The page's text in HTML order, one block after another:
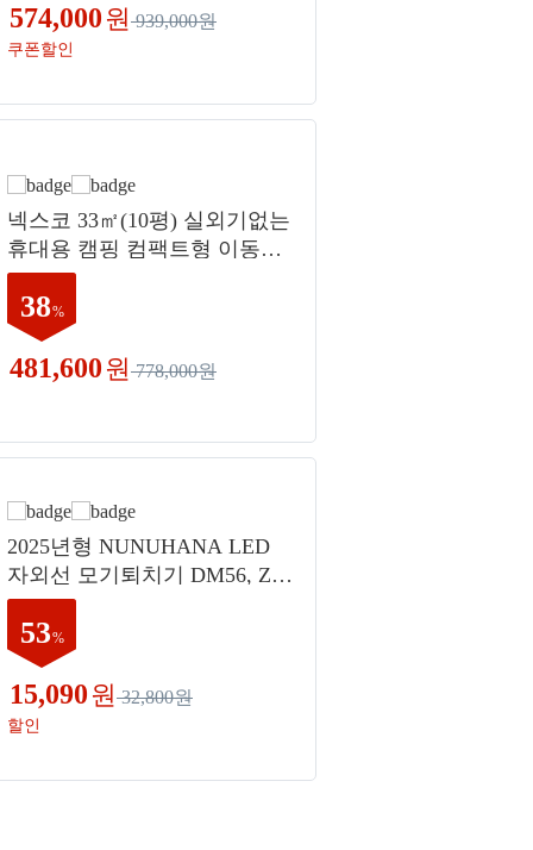
574,000 원939,000원
쿠폰할인
넥스코 33㎡(10평) 실외기없는
휴대용 캠핑 컴팩트형 이동식
에어컨 미니 소형 고객직접설
치, NPC-M7000K
38%
481,600 원778,000원
2025년형 NUNUHANA LED
자외선 모기퇴치기 DM56, ZX
S-F4406(블랙)
53%
15,090 원32,800원
할인